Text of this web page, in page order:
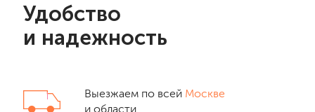
Удобство
и надежность
Выезжаем по всей Москве
и области